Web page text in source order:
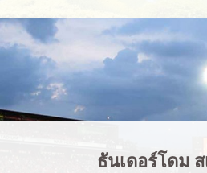
ธันเดอร์โดม ส